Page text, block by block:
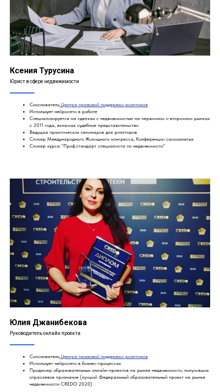
Ксения Турусина
Юрист в сфере недвижимости
Сооснователь Центра правовой поддержки риэлторов
Использует нейросети в работе
Специализируется на сделках с недвижимостью на первичном и вторичном рынках
с 2011 года, включая судебное представительство
Ведущая практических семинаров для риэлторов
Спикер Международного Жилищного конгресса, Конференции самозанятых
Спикер курса "Проф.стандарт специалиста по недвижимости"
Юлия Джанибекова
Руководитель онлайн проекта
Сооснователь Центра правовой поддержки риэлторов
Использует нейросети в бизнес-процессах
Продюсер образовательных онлайн-проектов на рынке недвижимости, получивших
отраслевое признание (лучший Федеральный образовательный проект на рынке
недвижимости CREDO 2020)